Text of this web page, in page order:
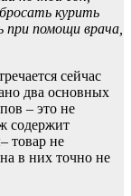
бросать курить
помощи врача,
сейчас
два основных
– это не
содержит
товар не
в них точно не